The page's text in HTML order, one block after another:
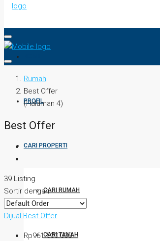
PROFIL
CARI PROPERTI
CARI RUMAH
CARI TANAH
Rumah
Best Offer
(Halaman 4)
Best Offer
39 Listing
Sortir dengan:
Dijual Best Offer
Rp961.500.000